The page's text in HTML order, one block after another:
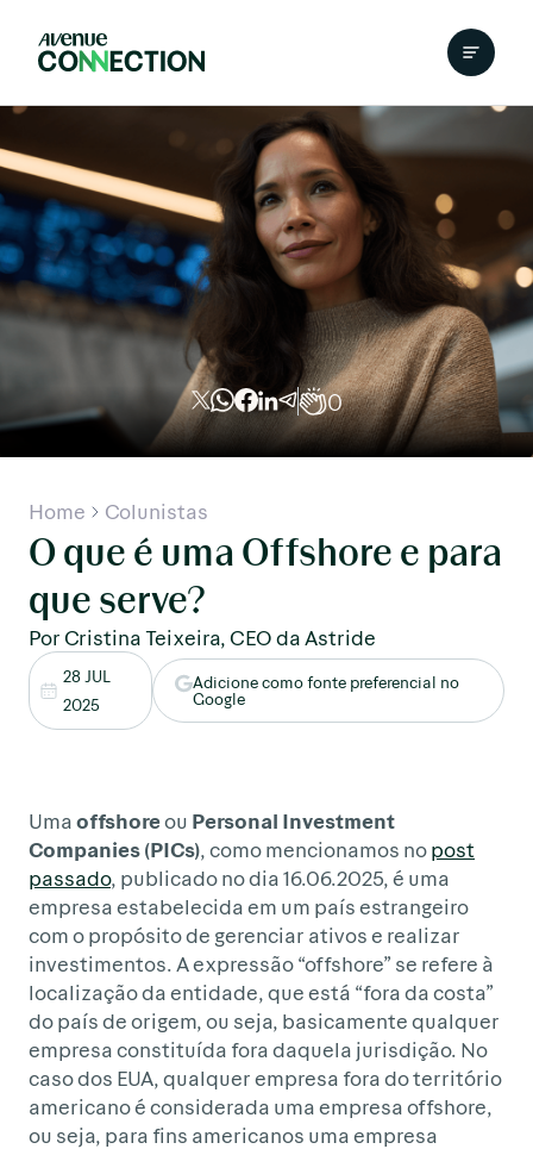
0
Home Colunistas
O que é uma Offshore e para
que serve?
Por Cristina Teixeira, CEO da Astride
28 JUL
2025
Adicione como fonte preferencial no
Google
Umaoffshoreou Personal Investment
Companies (PICs), como mencionamos nopost
passado, publicado no dia 16.06.2025, é uma
empresa estabelecida em um país estrangeiro
com o propósito de gerenciar ativos e realizar
investimentos. A expressão “offshore” se refere à
localização da entidade, que está “fora da costa”
do país de origem, ou seja, basicamente qualquer
empresa constituída fora daquela jurisdição. No
caso dos EUA, qualquer empresa fora do território
americano é considerada uma empresa offshore,
ou seja, para fins americanos uma empresa